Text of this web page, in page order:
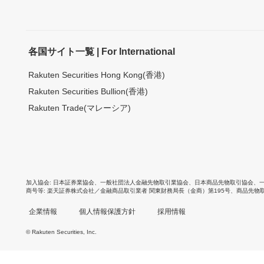
各国サイト一覧 | For International
Rakuten Securities Hong Kong(香港)
Rakuten Securities Bullion(香港)
Rakuten Trade(マレーシア)
加入協会 日本証券業協会 一般社団法人金融先物取引業協会 日本商品先物取引協会
商号等 楽天証券株式会社／金融商品取引業者 関東財務局長（金商）第195号、商品先物
企業情報 個人情報保護方針 採用情報
© Rakuten Securities, Inc.